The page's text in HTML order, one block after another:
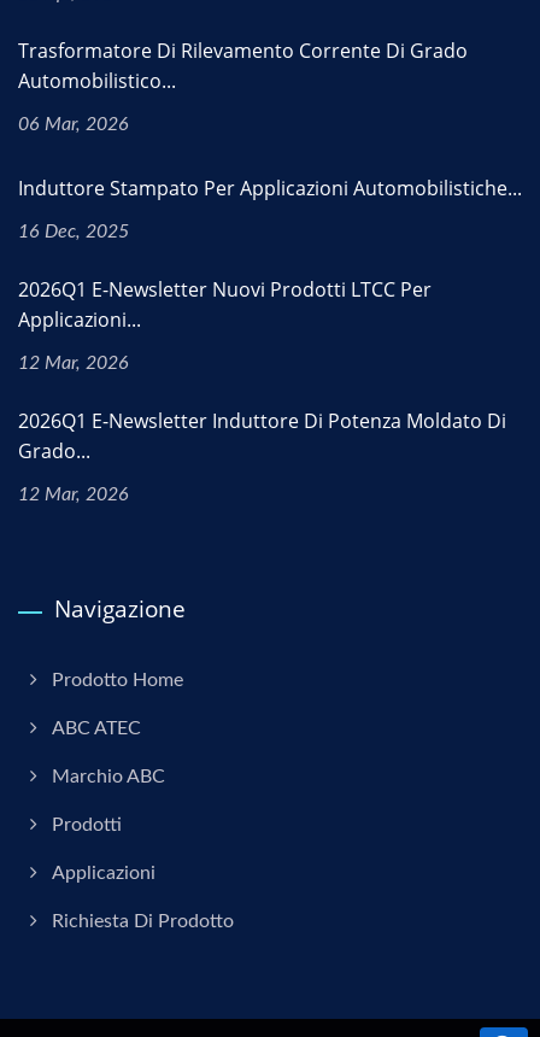
Trasformatore Di Rilevamento Corrente Di Grado
Automobilistico...
06 Mar, 2026
Induttore Stampato Per Applicazioni Automobilistiche...
16 Dec, 2025
2026Q1 E-Newsletter Nuovi Prodotti LTCC Per
Applicazioni...
12 Mar, 2026
2026Q1 E-Newsletter Induttore Di Potenza Moldato Di
Grado...
12 Mar, 2026
Navigazione
Prodotto Home
ABC ATEC
Marchio ABC
Prodotti
Applicazioni
Richiesta Di Prodotto